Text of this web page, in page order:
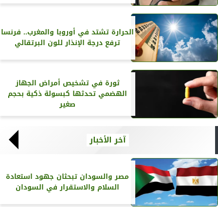
الحرارة تشتد في أوروبا والمغرب.. فرنسا
ترفع درجة الإنذار للون البرتقالي
ثورة في تشخيص أمراض الجهاز
الهضمي تحدثها كبسولة ذكية بحجم
صغير
آخر الأخبار
مصر والسودان تبحثان جهود استعادة
السلام والاستقرار في السودان